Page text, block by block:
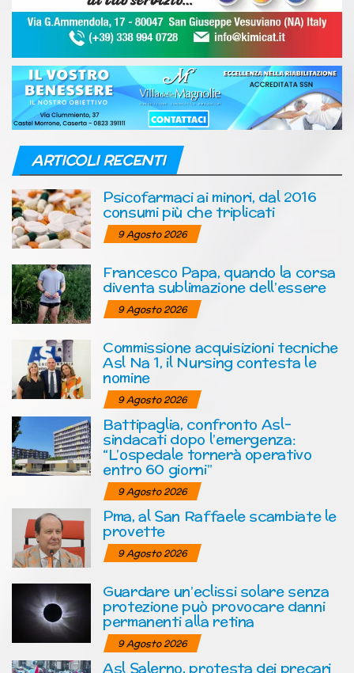
ARTICOLI RECENTI
Psicofarmaci ai minori, dal 2016
consumi più che triplicati
9 Agosto 2026
Francesco Papa, quando la corsa
diventa sublimazione dell’essere
9 Agosto 2026
Commissione acquisizioni tecniche
Asl Na 1, il Nursing contesta le
nomine
9 Agosto 2026
Battipaglia, confronto Asl-
sindacati dopo l’emergenza:
“L’ospedale tornerà operativo
entro 60 giorni”
9 Agosto 2026
Pma, al San Raffaele scambiate le
provette
9 Agosto 2026
Guardare un’eclissi solare senza
protezione può provocare danni
permanenti alla retina
9 Agosto 2026
Asl Salerno, protesta dei precari